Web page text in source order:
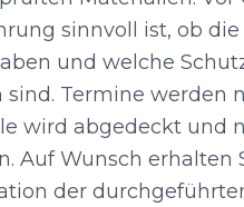
sinnvoll ist, ob
und welche
sind. Termine werden
wird abgedeckt und
Auf Wunsch erhalten
der